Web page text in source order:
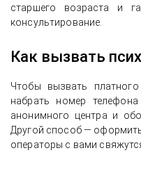
старшего возраста и
консультирование.
Как вызвать
Чтобы вызвать
набрать номер
анонимного центра и
Другой способ —
операторы с вами